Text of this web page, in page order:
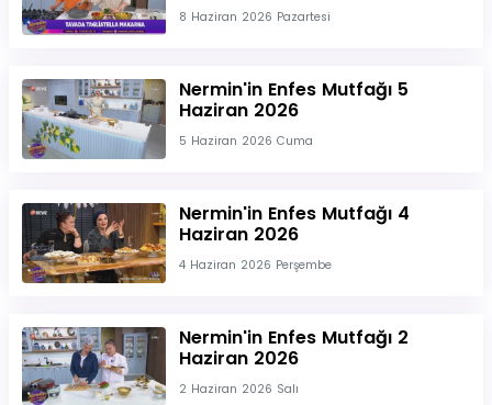
8 Haziran 2026 Pazartesi
Nermin'in Enfes Mutfağı 5
Haziran 2026
5 Haziran 2026 Cuma
Nermin'in Enfes Mutfağı 4
Haziran 2026
4 Haziran 2026 Perşembe
Nermin'in Enfes Mutfağı 2
Haziran 2026
2 Haziran 2026 Salı